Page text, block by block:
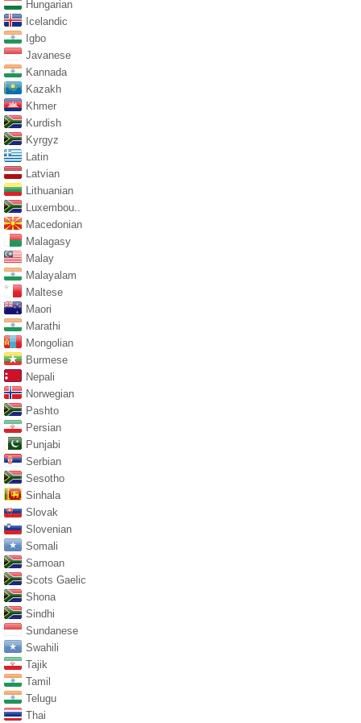
Hungarian
Icelandic
Igbo
Javanese
Kannada
Kazakh
Khmer
Kurdish
Kyrgyz
Latin
Latvian
Lithuanian
Luxembou..
Macedonian
Malagasy
Malay
Malayalam
Maltese
Maori
Marathi
Mongolian
Burmese
Nepali
Norwegian
Pashto
Persian
Punjabi
Serbian
Sesotho
Sinhala
Slovak
Slovenian
Somali
Samoan
Scots Gaelic
Shona
Sindhi
Sundanese
Swahili
Tajik
Tamil
Telugu
Thai